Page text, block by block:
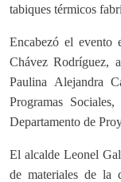
tabiques térmicos
Encabezó el evento
Chávez Rodríguez,
Paulina Alejandra
Programas
Departamento de
El alcalde Leonel
de materiales de la